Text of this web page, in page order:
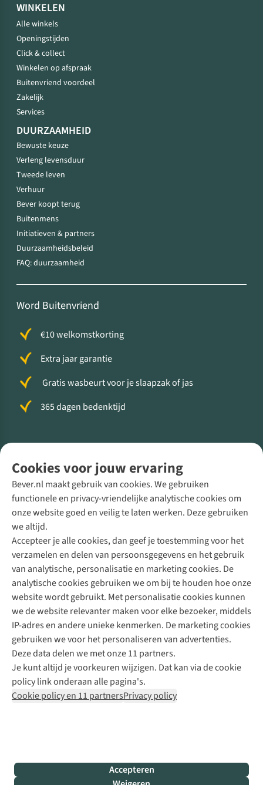
Cookies voor jouw ervaring
Bever.nl maakt gebruik van cookies. We gebruiken
functionele en privacy-vriendelijke analytische cookies om
onze website goed en veilig te laten werken. Deze gebruiken
we altijd.
Accepteer je alle cookies, dan geef je toestemming voor het
verzamelen en delen van persoonsgegevens en het gebruik
van analytische, personalisatie en marketing cookies. De
analytische cookies gebruiken we om bij te houden hoe onze
website wordt gebruikt. Met personalisatie cookies kunnen
we de website relevanter maken voor elke bezoeker, middels
IP-adres en andere unieke kenmerken. De marketing cookies
gebruiken we voor het personaliseren van advertenties.
Deze data delen we met onze 11 partners.
Je kunt altijd je voorkeuren wijzigen. Dat kan via de cookie
policy link onderaan alle pagina's.
Cookie policy en 11 partnersPrivacy policy
Accepteren
WINKELEN
Alle winkels
Openingstijden
Click & collect
Winkelen op afspraak
Buitenvriend voordeel
Zakelijk
Services
DUURZAAMHEID
Bewuste keuze
Verleng levensduur
Tweede leven
Verhuur
Bever koopt terug
Buitenmens
Initiatieven & partners
Duurzaamheidsbeleid
FAQ: duurzaamheid
Word Buitenvriend
€10 welkomstkorting
Extra jaar garantie
Gratis wasbeurt voor je slaapzak of jas
365 dagen bedenktijd
Direct advies van een Buitenexpert
+31 (0)85 888 50 88
+31 6 12 28 49 80
Contactformulier
Bever